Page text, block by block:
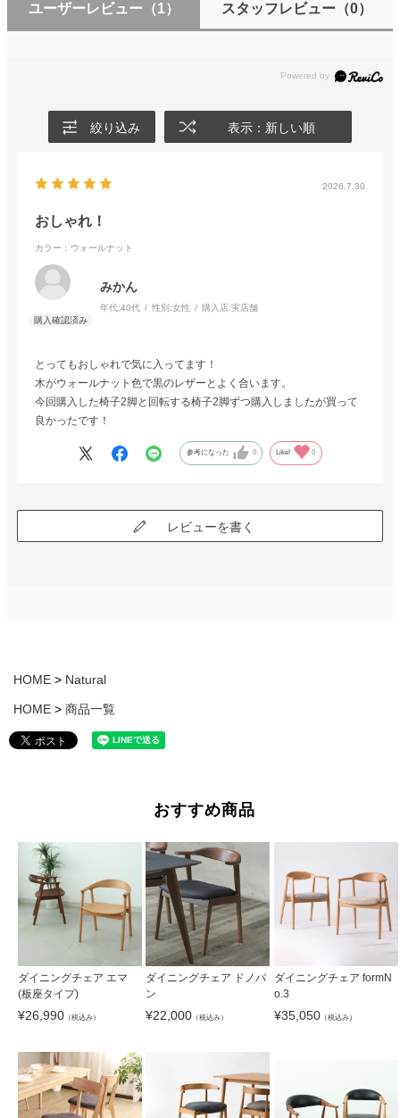
ユーザーレビュー （1） スタッフレビュー（0）
絞り込み 表示：新しい順
2026.7.30
おしゃれ！
カラー：ウォールナット
みかん
年代:40代 性別:女性 購入店:実店舗
とってもおしゃれで気に入ってます！
木がウォールナット色で黒のレザーとよく合います。
今回購入した椅子2脚と回転する椅子2脚ずつ購入しましたが買って
良かったです！
参考になった 0 Like! 0
レビューを書く
HOME Natural
HOME 商品一覧
おすすめ商品
ダイニングチェア エマ
(板座タイプ)
¥26,990 （税込み）
ダイニングチェア ドノバ
ン
¥22,000 （税込み）
ダイニングチェア formN
o.3
¥35,050（税込み）